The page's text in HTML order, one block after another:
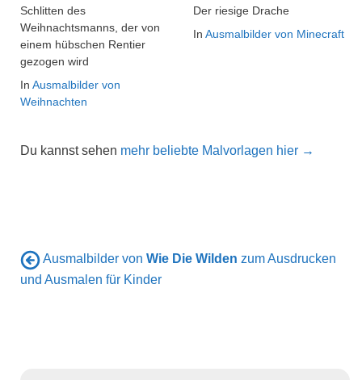
Schlitten des
Weihnachtsmanns, der von
einem hübschen Rentier
gezogen wird
In Ausmalbilder von
Weihnachten
Der riesige Drache
In Ausmalbilder von Minecraft
Du kannst sehen mehr beliebte Malvorlagen hier →
Ausmalbilder von Wie Die Wilden zum Ausdrucken
und Ausmalen für Kinder